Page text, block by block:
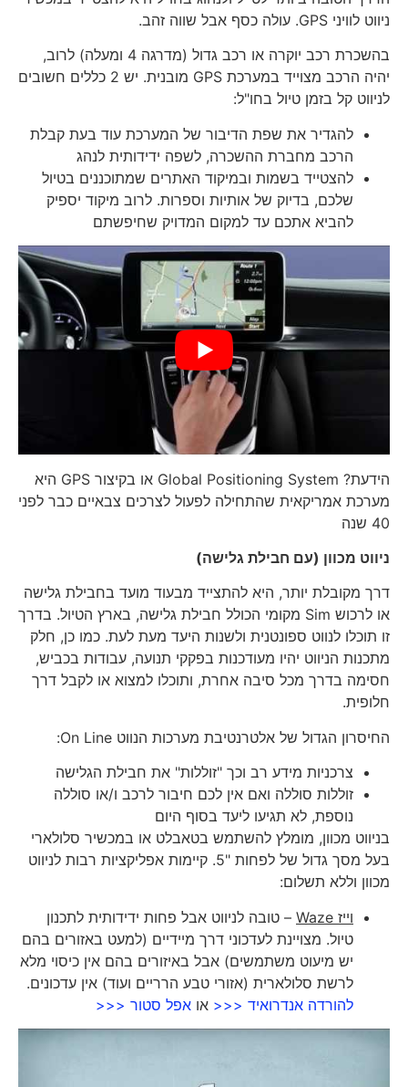
ניווט לוויני GPS. עולה כסף אבל שווה זהב.
בהשכרת רכב יוקרה או רכב גדול (מדרגה 4 ומעלה) לרוב,
יהיה הרכב מצוייד במערכת GPS מובנית. יש 2 כללים חשובים
לניווט קל בזמן טיול בחו"ל:
להגדיר את שפת הדיבור של המערכת עוד בעת קבלת
הרכב מחברת ההשכרה, לשפה ידידותית לנהג
להצטייד בשמות ובמיקוד האתרים שמתוכננים בטיול
שלכם, בדיוק של אותיות וספרות. לרוב מיקוד יספיק
להביא אתכם עד למקום המדויק שחיפשתם
הידעת? Global Positioning System או בקיצור GPS היא
מערכת אמריקאית שהתחילה לפעול לצרכים צבאיים כבר לפני
ניווט מכוון (עם חבילת גלישה)
דרך מקובלת יותר, היא להתצייד מבעוד מועד בחבילת גלישה
או לרכוש Sim מקומי הכולל חבילת גלישה, בארץ הטיול. בדרך
זו תוכלו לנווט ספונטנית ולשנות היעד מעת לעת. כמו כן, חלק
מתכנות הניווט יהיו מעודכנות בפקקי תנועה, עבודות בכביש,
חסימה בדרך מכל סיבה אחרת, ותוכלו למצוא או לקבל דרך
חלופית.
החיסרון הגדול של אלטרנטיבת מערכות הנווט On Line:
צרכניות מידע רב וכך "זוללות" את חבילת הגלישה
זוללות סוללה ואם אין לכם חיבור לרכב ו/או סוללה
נוספת, לא תגיעו ליעד בסוף היום
בניווט מכוון, מומלץ להשתמש בטאבלט או במכשיר סלולארי
בעל מסך גדול של לפחות "5. קיימות אפליקציות רבות לניווט
מכוון וללא תשלום:
וייזWaze– טובה לניווט אבל פחות ידידותית לתכנון
טיול. מצויינת לעדכוני דרך מיידיים (למעט באזורים בהם
יש מיעוט משתמשים) אבל באיזורים בהם אין כיסוי מלא
לרשת סלולארית (אזורי טבע הרריים ועוד) אין עדכונים.
להורדה אנדרואיד <<<או אפל סטור <<<